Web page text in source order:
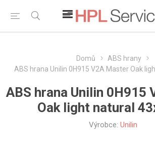
Domů
ABS hrany
ABS hrana Unilin 0H915 V2A Master Oak
ABS hrana Unilin 0H915
Oak light natural
Výrobce: Unilin